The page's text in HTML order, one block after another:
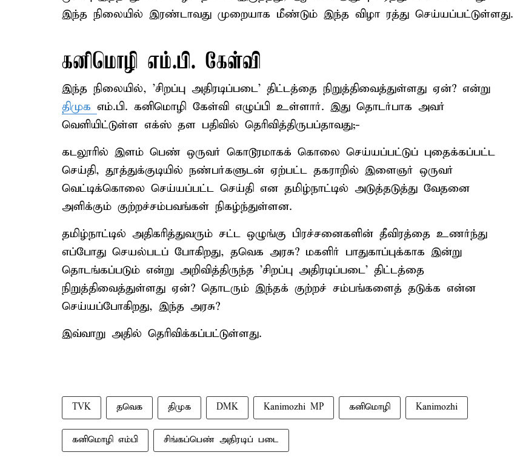
இந்த நிலையில் இரண்டாவது முறையாக மீண்டும் இந்த விழா ரத்து செய்யப்பட்டுள்ளது.
கனிமொழி எம்.பி. கேள்வி
இந்த நிலையில், 'சிறப்பு அதிரடிப்படை' திட்டத்தை நிறுத்திவைத்துள்ளது ஏன்? என்று
திமுக எம்.பி. கனிமொழி கேள்வி எழுப்பி உள்ளார். இது தொடர்பாக அவர்
வெளியிட்டுள்ள எக்ஸ் தள பதிவில் தெரிவித்திருபப்தாவது;-
கடலூரில் இளம் பெண் ஒருவர் கொடூரமாகக் கொலை செய்யப்பட்டுப் புதைக்கப்பட்ட
செய்தி, தூத்துக்குடியில் நண்பர்களுடன் ஏற்பட்ட தகராறில் இளைஞர் ஒருவர்
வெட்டிக்கொலை செய்யப்பட்ட செய்தி என தமிழ்நாட்டில் அடுத்தடுத்து வேதனை
அளிக்கும் குற்றச்சம்பவங்கள் நிகழ்ந்துள்ளன.
தமிழ்நாட்டில் அதிகரித்துவரும் சட்ட ஒழுங்கு பிரச்சனைகளின் தீவிரத்தை உணர்ந்து
எப்போது செயல்படப் போகிறது, தவெக அரசு? மகளிர் பாதுகாப்புக்காக இன்று
தொடங்கப்படும் என்று அறிவித்திருந்த 'சிறப்பு அதிரடிப்படை' திட்டத்தை
நிறுத்திவைத்துள்ளது ஏன்? தொடரும் இந்தக் குற்றச் சம்பங்களைத் தடுக்க என்ன
செய்யப்போகிறது, இந்த அரசு?
இவ்வாறு அதில் தெரிவிக்கப்பட்டுள்ளது.
TVK தவெக திமுக DMK Kanimozhi MP கனிமொழி Kanimozhi
கனிமொழி எம்பி சிங்கப்பெண் அதிரடிப் படை